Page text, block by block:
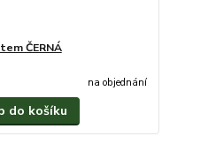
ČERNÁ
na objednání
do košíku